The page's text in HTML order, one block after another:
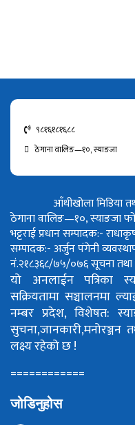
९८१६१८१६८८
ठेगाना वालिङ—१०, स्याङजा
आँधीखोला मिडिया
ठेगाना वालिङ—१०, स्याङजा
भट्टराईप्रधान सम्पादक:-
सम्पादक:- अर्जुन पंगेनी
नं.२१८३६८/७५/०७६सूचना तथा
यो अनलाईन पत्रिका
सक्रियतामा सञ्चालनमा
नम्बर प्रदेश, विशेषत:
सुचना,जानकारी,मनोरञ्जन
लक्ष्य रहेको छ !
============
जोडिनुहोस